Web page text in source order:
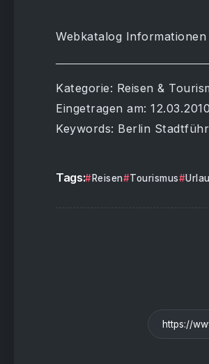
Webkatalog Informationen
Kategorie: Reisen &
Eingetragen am: 12.03.2010
Keywords: Berlin
Tags: Reisen Tourismus